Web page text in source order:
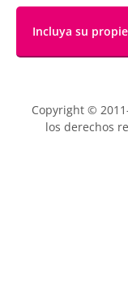
Incluya su
Copyright ©
los derechos